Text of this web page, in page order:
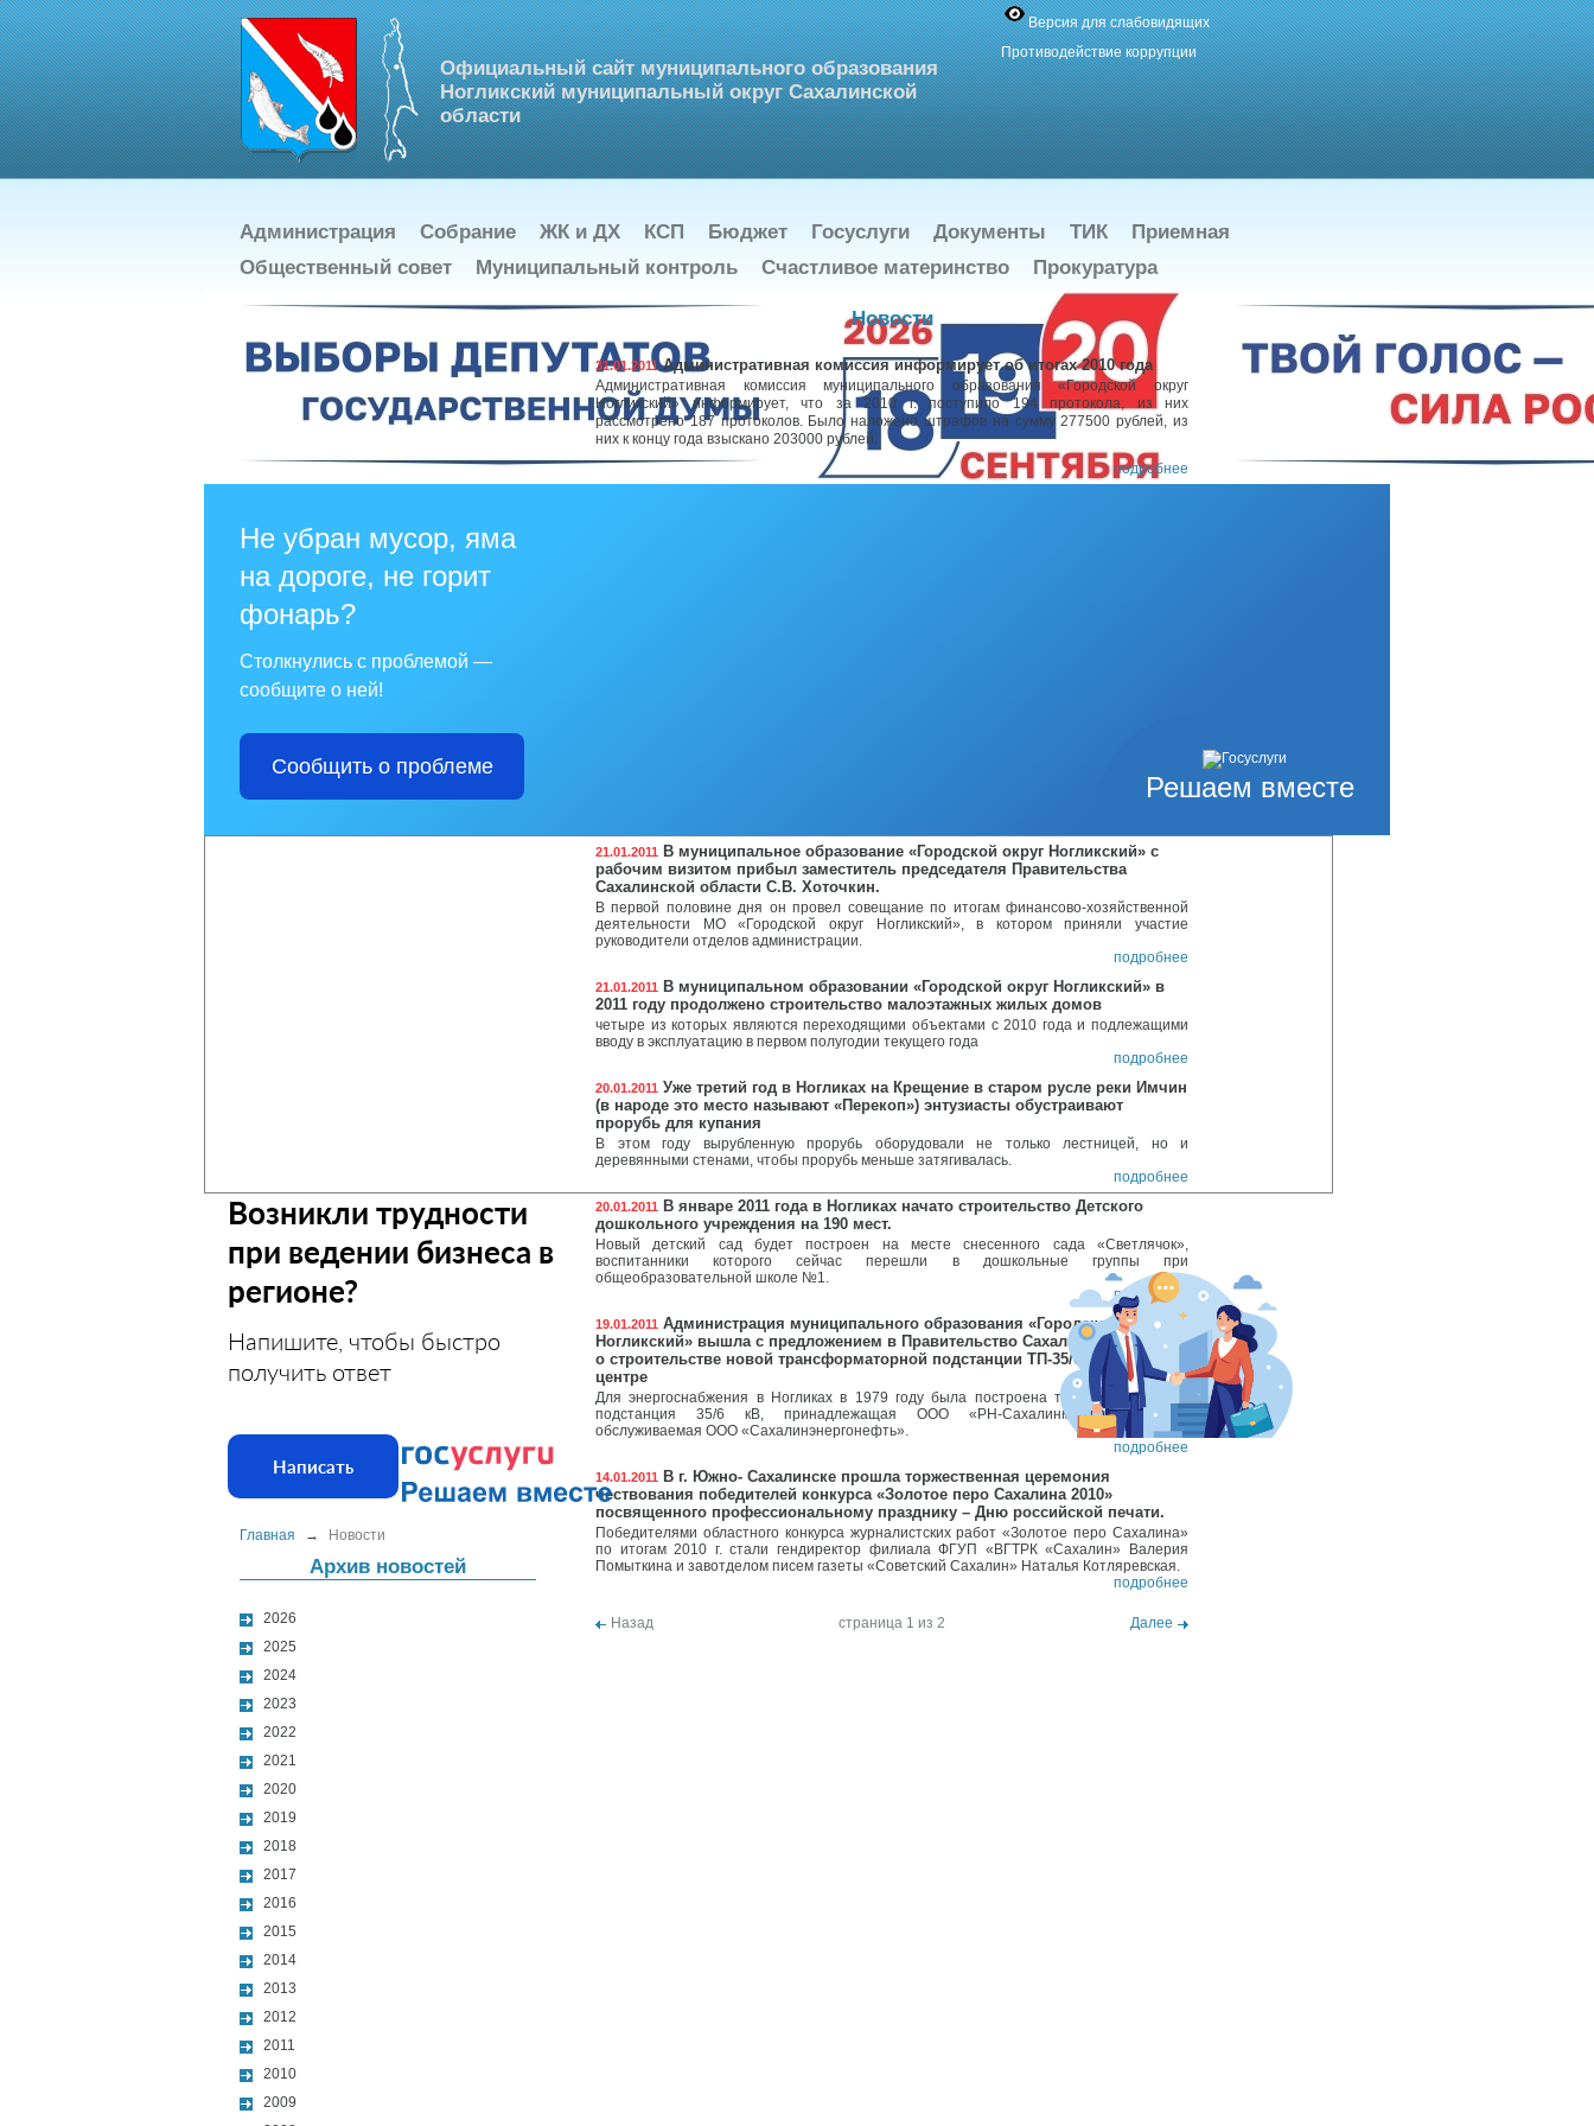
Официальный сайт муниципального образования
Ногликский муниципальный округ Сахалинской
области
Версия для слабовидящих
Противодействие коррупции
Администрация Собрание ЖК и ДХ КСП Бюджет Госуслуги Документы ТИК
Приемная
Общественный совет
Муниципальный контроль Счастливое материнство Прокуратура
Решаем вместе
Не убран мусор, яма
на дороге, не горит
фонарь?
Столкнулись с проблемой —
сообщите о ней!
Сообщить о проблеме
Возникли трудности
при ведении бизнеса в
регионе?
Напишите, чтобы быстро
получить ответ
Написать
Главная → Новости
Архив новостей
2026
2025
2024
2023
2022
2021
2020
2019
2018
2017
2016
2015
2014
2013
2012
2011
2010
2009
Новости
31.01.2011Административная комиссия информирует об итогах 2010 года
Административная комиссия муниципального образования «Городской округ
Ногликский» информирует, что за 2010 г. поступило 194 протокола, из них
рассмотрено 187 протоколов. Было наложено штрафов на сумму 277500 рублей, из
них к концу года взыскано 203000 рублей.
подробнее
Уже давно не нов тот факт, что после перестройки образовательные учреждения
21.01.2011 В муниципальное образование «Городской округ Ногликский» с
рабочим визитом прибыл заместитель председателя Правительства
Сахалинской области С.В. Хоточкин.
В первой половине дня он провел совещание по итогам финансово-хозяйственной
деятельности МО «Городской округ Ногликский», в котором приняли участие
руководители отделов администрации.
подробнее
21.01.2011 В муниципальном образовании «Городской округ Ногликский» в
2011 году продолжено строительство малоэтажных жилых домов
четыре из которых являются переходящими объектами с 2010 года и подлежащими
вводу в эксплуатацию в первом полугодии текущего года
подробнее
20.01.2011 Уже третий год в Ногликах на Крещение в старом русле реки Имчин
(в народе это место называют «Перекоп») энтузиасты обустраивают
прорубь для купания
В этом году вырубленную прорубь оборудовали не только лестницей, но и
деревянными стенами, чтобы прорубь меньше затягивалась.
подробнее
20.01.2011 В январе 2011 года в Ногликах начато строительство Детского
дошкольного учреждения на 190 мест.
Новый детский сад будет построен на месте снесенного сада «Светлячок»,
воспитанники которого сейчас перешли в дошкольные группы при
общеобразовательной школе №1.
подробнее
19.01.2011 Администрация муниципального образования «Городской округ
Ногликский» вышла с предложением в Правительство Сахалинской области
о строительстве новой трансформаторной подстанции ТП-35/6 в районном
центре
Для энергоснабжения в Ногликах в 1979 году была построена трансформаторная
подстанция 35/6 кВ, принадлежащая ООО «РН-Сахалинморнефтегаз» и
обслуживаемая ООО «Сахалинэнергонефть».
подробнее
14.01.2011 В г. Южно- Сахалинске прошла торжественная церемония
чествования победителей конкурса «Золотое перо Сахалина 2010»
посвященного профессиональному празднику – Дню российской печати.
Победителями областного конкурса журналистских работ «Золотое перо Сахалина»
по итогам 2010 г. стали гендиректор филиала ФГУП «ВГТРК «Сахалин» Валерия
Помыткина и завотделом писем газеты «Советский Сахалин» Наталья Котляревская.
подробнее
Назад страница 1 из 2 Далее